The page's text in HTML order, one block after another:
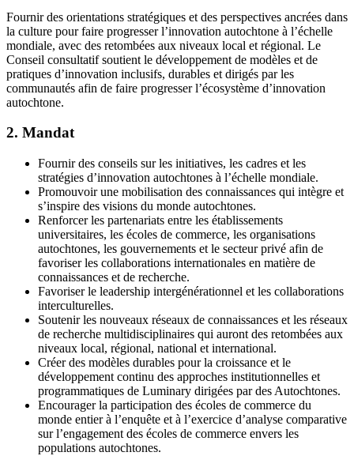
Fournir des orientations stratégiques et des perspectives ancrées dans
la culture pour faire progresser l’innovation autochtone à l’échelle
mondiale, avec des retombées aux niveaux local et régional. Le
Conseil consultatif soutient le développement de modèles et de
pratiques d’innovation inclusifs, durables et dirigés par les
communautés afin de faire progresser l’écosystème d’innovation
autochtone.
2. Mandat
Fournir des conseils sur les initiatives, les cadres et les
stratégies d’innovation autochtones à l’échelle mondiale.
Promouvoir une mobilisation des connaissances qui intègre et
s’inspire des visions du monde autochtones.
Renforcer les partenariats entre les établissements
universitaires, les écoles de commerce, les organisations
autochtones, les gouvernements et le secteur privé afin de
favoriser les collaborations internationales en matière de
connaissances et de recherche.
Favoriser le leadership intergénérationnel et les collaborations
interculturelles.
Soutenir les nouveaux réseaux de connaissances et les réseaux
de recherche multidisciplinaires qui auront des retombées aux
niveaux local, régional, national et international.
Créer des modèles durables pour la croissance et le
développement continu des approches institutionnelles et
programmatiques de Luminary dirigées par des Autochtones.
Encourager la participation des écoles de commerce du
monde entier à l’enquête et à l’exercice d’analyse comparative
sur l’engagement des écoles de commerce envers les
populations autochtones.